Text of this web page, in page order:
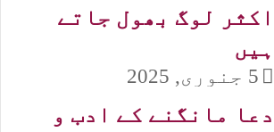
اکثر لوگ بھول جاتے
ہیں
5 جنوری, 2025
دعا مانگنے کے ادب و